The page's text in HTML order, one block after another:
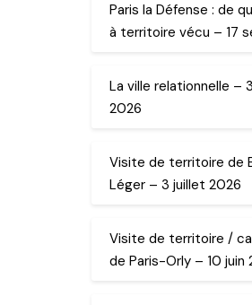
Paris la Défense : de
à territoire vécu – 17
La ville relationnelle –
2026
Visite de territoire de
Léger – 3 juillet 2026
Visite de territoire /
de Paris-Orly – 10 juin